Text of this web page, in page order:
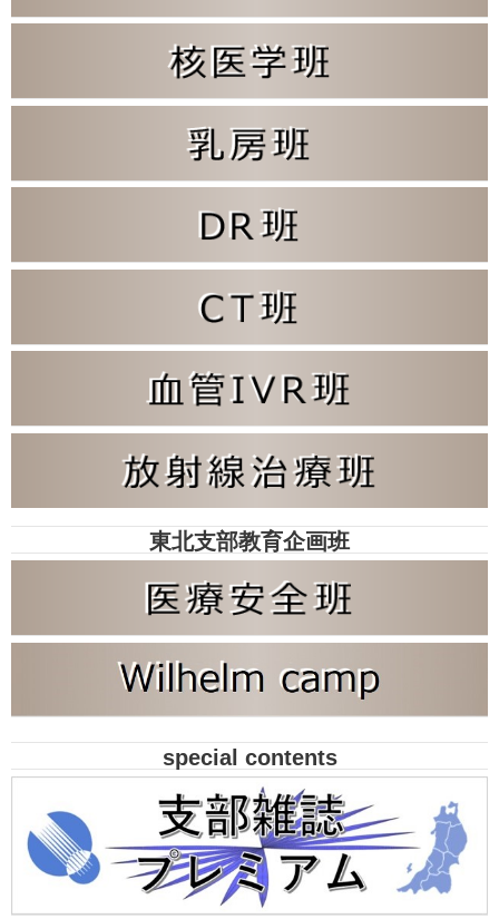
東北支部教育企画班
special contents